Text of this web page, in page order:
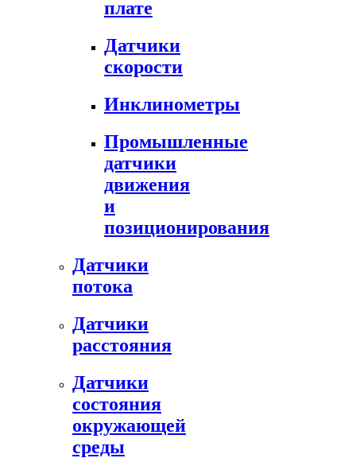
плате
Датчики
скорости
Инклинометры
Промышленные
датчики
движения
и
позиционирования
Датчики
потока
Датчики
расстояния
Датчики
состояния
окружающей
среды